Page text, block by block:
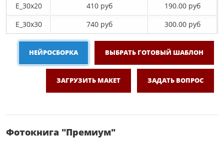
E_30x20
410 руб
190.00 руб
E_30х30
740 руб 300.00 руб
НЕЙРОСБОРКА ВЫБРАТЬ ГОТОВЫЙ ШАБЛОН
ЗАГРУЗИТЬ МАКЕТ ЗАДАТЬ ВОПРОС
Фотокнига "Премиум"